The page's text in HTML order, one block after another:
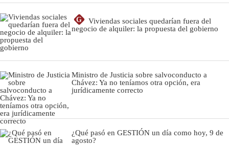
G
Viviendas sociales quedarían fuera del
negocio de alquiler: la propuesta del gobierno
Ministro de Justicia sobre salvoconducto a
Chávez: Ya no teníamos otra opción, era
jurídicamente correcto
¿Qué pasó en GESTIÓN un día como hoy, 9 de
agosto?